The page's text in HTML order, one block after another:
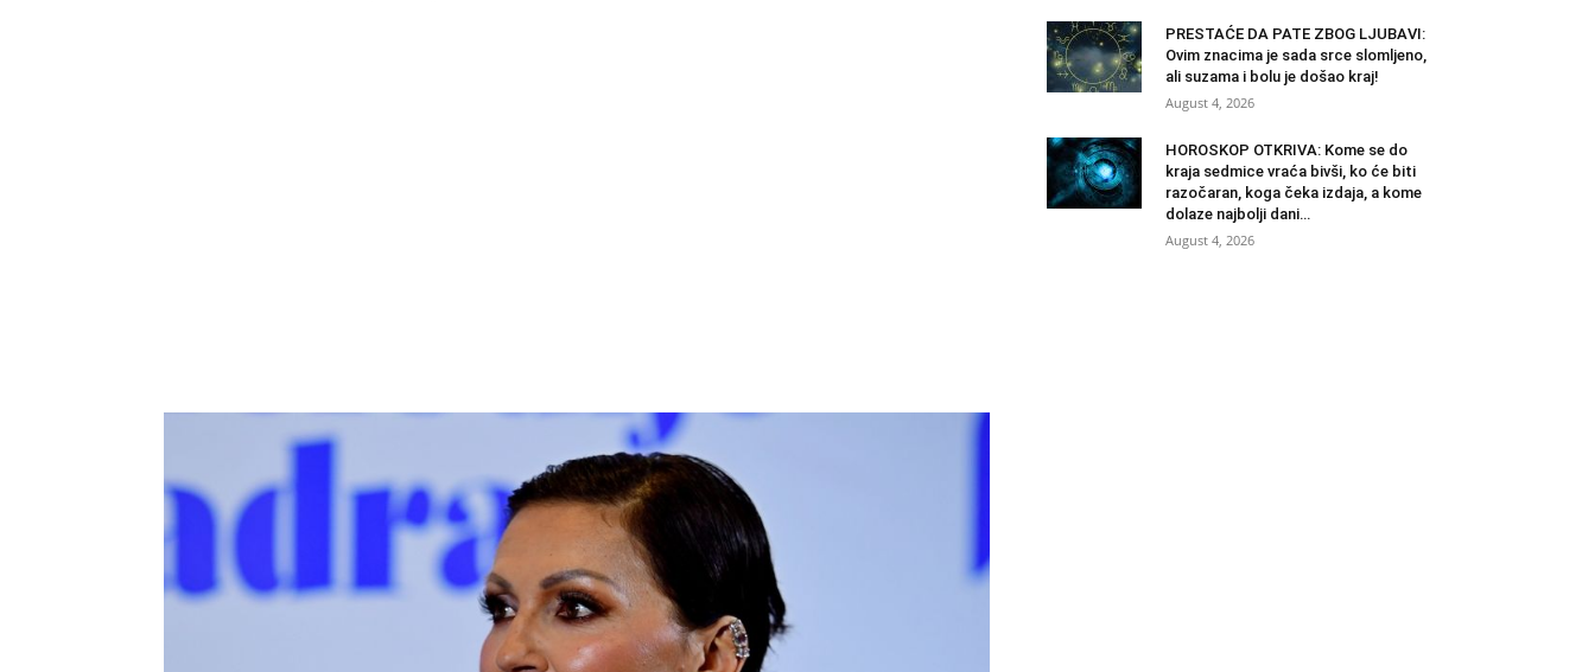
PRESTAĆE DA PATE ZBOG LJUBAVI:
Ovim znacima je sada srce slomljeno,
ali suzama i bolu je došao kraj!
August 4, 2026
HOROSKOP OTKRIVA: Kome se do
kraja sedmice vraća bivši, ko će biti
razočaran, koga čeka izdaja, a kome
dolaze najbolji dani…
August 4, 2026